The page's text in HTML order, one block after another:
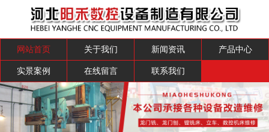
网站首页 关于我们 新闻资讯 产品中心
实景案例 在线留言 联系我们